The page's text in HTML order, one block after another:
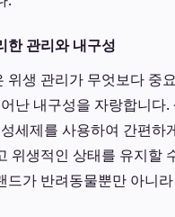
한 관리와 내구성
위생 관리가 무엇보다 중
난 내구성을 자랑합니
세제를 사용하여 간편
위생적인 상태를 유지할
드가 반려동물뿐만 아니